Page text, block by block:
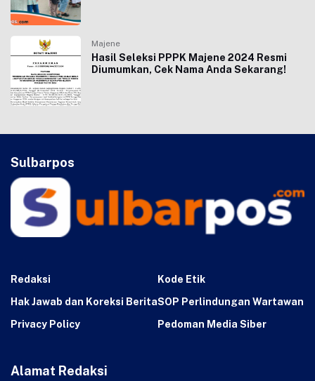
Majene
Hasil Seleksi PPPK Majene 2024 Resmi
Diumumkan, Cek Nama Anda Sekarang!
Sulbarpos
Redaksi
Kode Etik
Hak Jawab dan Koreksi BeritaSOP Perlindungan Wartawan
Privacy Policy
Pedoman Media Siber
Alamat Redaksi